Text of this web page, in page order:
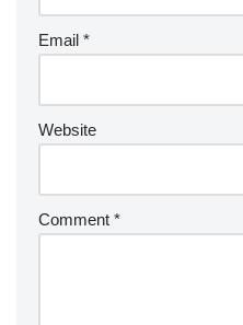
Email *
Website
Comment *